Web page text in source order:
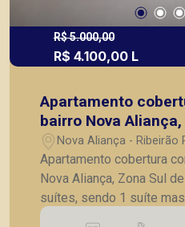
R$ 5.000,00
R$ 4.100,00 L
Apartamento
bairro Nova
Ribeirão Preto/SP.
Nova Aliança - Ribeirão
Apartamento cobertura
Nova Aliança, Zona Sul de
suítes, sendo 1 suíte
closet e ar-condicionado;